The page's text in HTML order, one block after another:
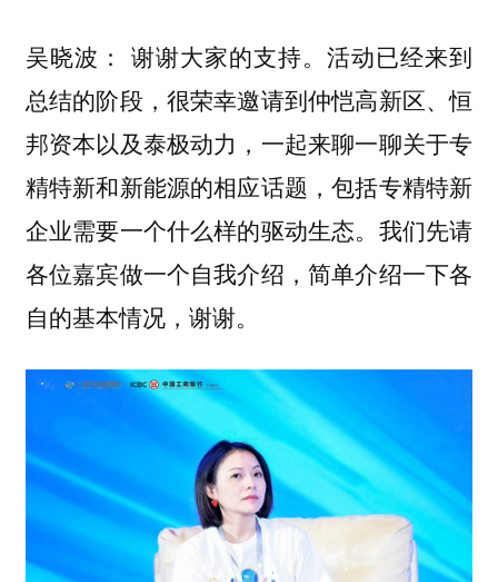
吴晓波： 谢谢大家的支持。活动已经来到
总结的阶段，很荣幸邀请到仲恺高新区、恒
邦资本以及泰极动力，一起来聊一聊关于专
精特新和新能源的相应话题，包括专精特新
企业需要一个什么样的驱动生态。我们先请
各位嘉宾做一个自我介绍，简单介绍一下各
自的基本情况，谢谢。